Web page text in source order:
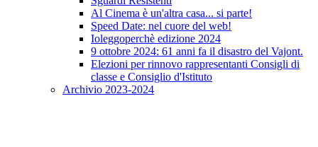
Al Cinema è un'altra casa... si parte!
Speed Date: nel cuore del web!
Ioleggoperchè edizione 2024
9 ottobre 2024: 61 anni fa il disastro del Vajont.
Elezioni per rinnovo rappresentanti Consigli di
classe e Consiglio d'Istituto
Archivio 2023-2024